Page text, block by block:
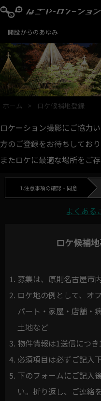
開設からのあゆみ
ホーム ロケ候補地登録
ロケーション撮影にご協力
方のご登録をお待ちしており
またロケに最適な場所をご
1.注意事項の確認・同意
よくある
ロケ候補
募集は、原則名古屋市
ロケ地の例として、オ
パート・家屋・店舗・
土地など
物件情報は1送信につ
必須項目は必ずご記入
下のフォームにご記入
い。折り返し、ご連絡